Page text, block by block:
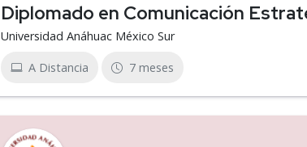
Diplomado en Comunicación
Universidad Anáhuac México Sur
A Distancia 7 meses